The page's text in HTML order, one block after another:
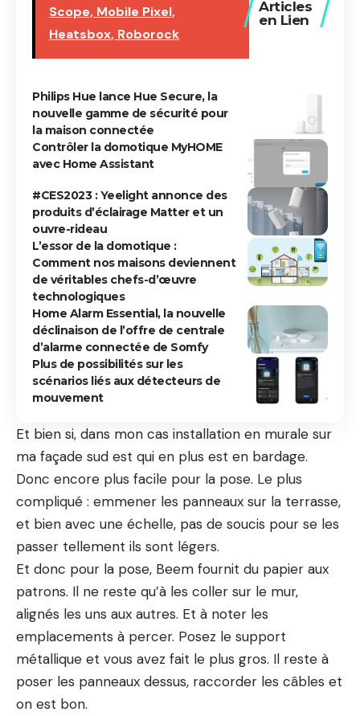
Scope, Mobile Pixel,
Heatsbox, Roborock
Articles
en Lien
Philips Hue lance Hue Secure, la
nouvelle gamme de sécurité pour
la maison connectée
Contrôler la domotique MyHOME
avec Home Assistant
#CES2023 : Yeelight annonce des
produits d’éclairage Matter et un
ouvre-rideau
L’essor de la domotique :
Comment nos maisons deviennent
de véritables chefs-d’œuvre
technologiques
Home Alarm Essential, la nouvelle
déclinaison de l’offre de centrale
d’alarme connectée de Somfy
Plus de possibilités sur les
scénarios liés aux détecteurs de
mouvement
Et bien si, dans mon cas installation en murale sur
ma façade sud est qui en plus est en bardage.
Donc encore plus facile pour la pose. Le plus
compliqué : emmener les panneaux sur la terrasse,
et bien avec une échelle, pas de soucis pour se les
passer tellement ils sont légers.
Et donc pour la pose, Beem fournit du papier aux
patrons. Il ne reste qu’à les coller sur le mur,
alignés les uns aux autres. Et à noter les
emplacements à percer. Posez le support
métallique et vous avez fait le plus gros. Il reste à
poser les panneaux dessus, raccorder les câbles et
on est bon.